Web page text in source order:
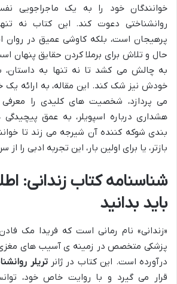
خوانندگان خود را به یک ماجراجویی
روانشناختی دعوت کند. این کتاب نه
پرهیجان است، بلکه کاوشی عمیق در روان
حال و تلاش برای برملا کردن حقایق پنهان
به چالش می کشد تا نه تنها به داستان،
خودش نیز شک کند. این مقاله، به ارائه یک
می پردازد، شخصیت های کلیدی را
هشداری درباره اسپویلر، به عمق پیچیدگی
بندی شوکه کننده آن شیرجه می زند تا
بازتر، یا برای اولین بار، این تجربه ادبی را از
شناسنامه کتاب زندانی:
باید بدانید
«زندانی» نام رمانی است که فریدا مک
پزشکی متخصص در زمینه ی آسیب های مغزی،
درآورده است. این کتاب در ژانرتریلر
قرار می گیرد و با روایت خاص خود،